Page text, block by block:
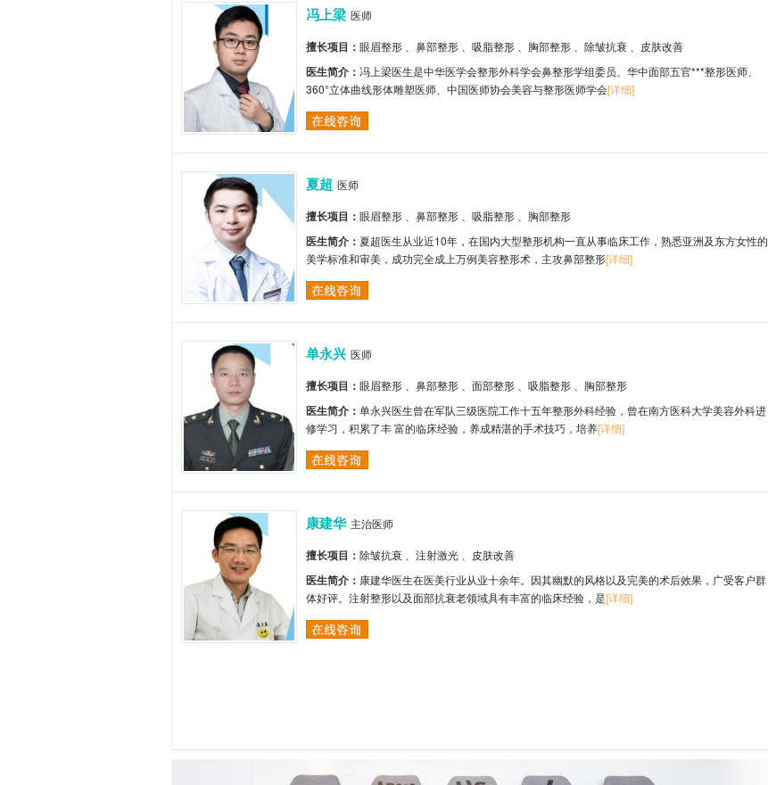
冯上梁 医师
擅长项目： 眼眉整形 、鼻部整形 、吸脂整形 、胸部整形 、除皱抗衰 、皮肤改善
医生简介： 冯上梁医生是中华医学会整形外科学会鼻整形学组委员、华中面部五官***整形医师、
360°立体曲线形体雕塑医师、中国医师协会美容与整形医师学会[详细]
夏超 医师
擅长项目： 眼眉整形 、鼻部整形 、吸脂整形 、胸部整形
医生简介： 夏超医生从业近10年，在国内大型整形机构一直从事临床工作，熟悉亚洲及东方女性的
美学标准和审美，成功完全成上万例美容整形术，主攻鼻部整形[详细]
单永兴 医师
擅长项目： 眼眉整形 、鼻部整形 、面部整形 、吸脂整形 、胸部整形
医生简介： 单永兴医生曾在军队三级医院工作十五年整形外科经验，曾在南方医科大学美容外科进
修学习，积累了丰 富的临床经验，养成精湛的手术技巧，培养[详细]
康建华 主治医师
擅长项目： 除皱抗衰 、注射激光 、皮肤改善
医生简介： 康建华医生在医美行业从业十余年。因其幽默的风格以及完美的术后效果，广受客户群
体好评。注射整形以及面部抗衰老领域具有丰富的临床经验，是[详细]